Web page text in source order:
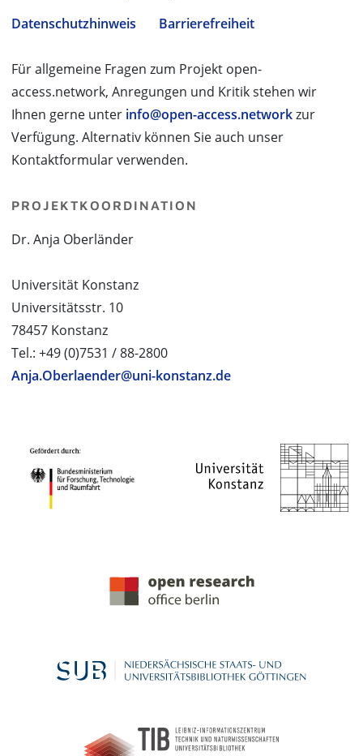
Datenschutzhinweis
Barrierefreiheit
Für allgemeine Fragen zum Projekt open-
access.network, Anregungen und Kritik stehen wir
Ihnen gerne unter info@open-access.networkzur
Verfügung. Alternativ können Sie auch unser
Kontaktformular verwenden.
PROJEKTKOORDINATION
Dr. Anja Oberländer
Universität Konstanz
Universitätsstr. 10
78457 Konstanz
Tel.: +49 (0)7531 / 88-2800
Anja.Oberlaender@uni-konstanz.de